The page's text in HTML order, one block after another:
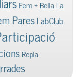
Fem + Bella La
ParesLabClub
Repla